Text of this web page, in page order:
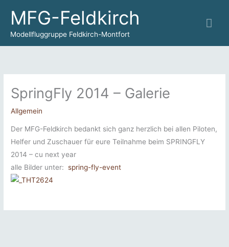
Inhalt
springen
MFG-Feldkirch
Modellfluggruppe Feldkirch-Montfort
SpringFly 2014 – Galerie
Allgemein
Der MFG-Feldkirch bedankt sich ganz herzlich bei allen Piloten,
Helfer und Zuschauer für eure Teilnahme beim SPRINGFLY
2014 – cu next year
alle Bilder unter:spring-fly-event